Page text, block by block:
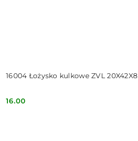
16004 Łożysko kulkowe ZVL 20X42X8
Cena:
16.00